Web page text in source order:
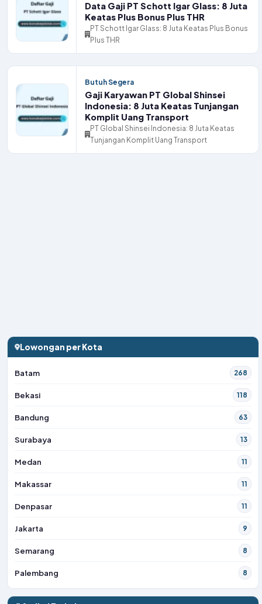
Data Gaji PT Schott Igar Glass: 8 Juta
Keatas Plus Bonus Plus THR
PT Schott Igar Glass: 8 Juta Keatas Plus Bonus
Plus THR
Butuh Segera
Gaji Karyawan PT Global Shinsei
Indonesia: 8 Juta Keatas Tunjangan
Komplit Uang Transport
PT Global Shinsei Indonesia: 8 Juta Keatas
Tunjangan Komplit Uang Transport
Lowongan per Kota
Batam 268
Bekasi 118
Bandung 63
Surabaya 13
Medan 11
Makassar 11
Denpasar 11
Jakarta 9
Semarang 8
Palembang 8